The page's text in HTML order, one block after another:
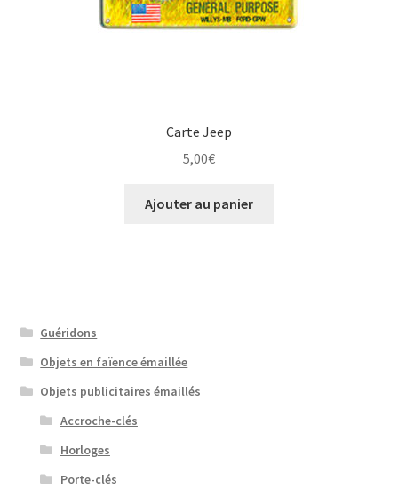
Carte Jeep
5,00€
Ajouter au panier
Guéridons
Objets en faïence émaillée
Objets publicitaires émaillés
Accroche-clés
Horloges
Porte-clés